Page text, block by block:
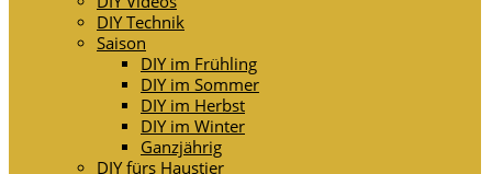
DIY Technik
Saison
DIY im Frühling
DIY im Sommer
DIY im Herbst
DIY im Winter
Ganzjährig
DIY fürs Haustier